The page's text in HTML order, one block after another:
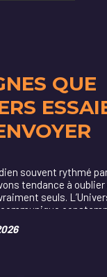
QUE
souvent rythmé
tendance à
seuls.